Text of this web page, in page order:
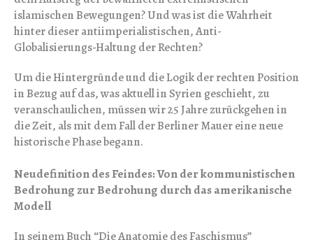
islamischen Bewegungen? Und was ist die Wahrheit
hinter dieser antiimperialistischen, Anti-
Globalisierungs-Haltung der Rechten?
Um die Hintergründe und die Logik der rechten Position
in Bezug auf das, was aktuell in Syrien geschieht, zu
veranschaulichen, müssen wir 25 Jahre zurückgehen in
die Zeit, als mit dem Fall der Berliner Mauer eine neue
historische Phase begann.
Neudefinition des Feindes: Von der kommunistischen
Bedrohung zur Bedrohung durch das amerikanische
Modell
In seinem Buch “Die Anatomie des Faschismus”